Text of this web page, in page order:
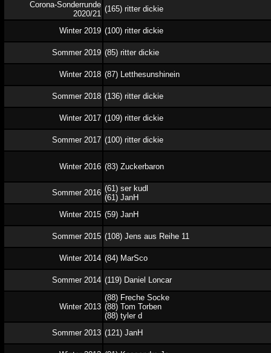
Corona-Sonderrunde
2020/21
(165) ritter dickie
Winter 2019 (100) ritter dickie
Sommer 2019 (85) ritter dickie
Winter 2018 (87) Letthesunshinein
Sommer 2018 (136) ritter dickie
Winter 2017 (109) ritter dickie
Sommer 2017 (100) ritter dickie
Winter 2016 (83) Zuckerbaron
Sommer 2016 (61) ser kudl
(61) JanH
Winter 2015 (59) JanH
Sommer 2015 (108) Jens aus Reihe 11
Winter 2014 (84) MarSco
Sommer 2014 (119) Daniel Loncar
Winter 2013
(88) Freche Socke
(88) Tom Torben
(88) tyler d
Sommer 2013 (121) JanH